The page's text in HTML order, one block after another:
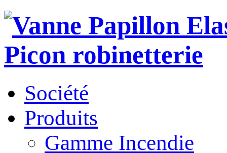
Société
Produits
Gamme Incendie